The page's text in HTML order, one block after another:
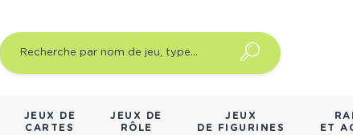
JEUX DE
CARTES
JEUX DE
RÔLE
JEUX
DE FIGURINES
ET